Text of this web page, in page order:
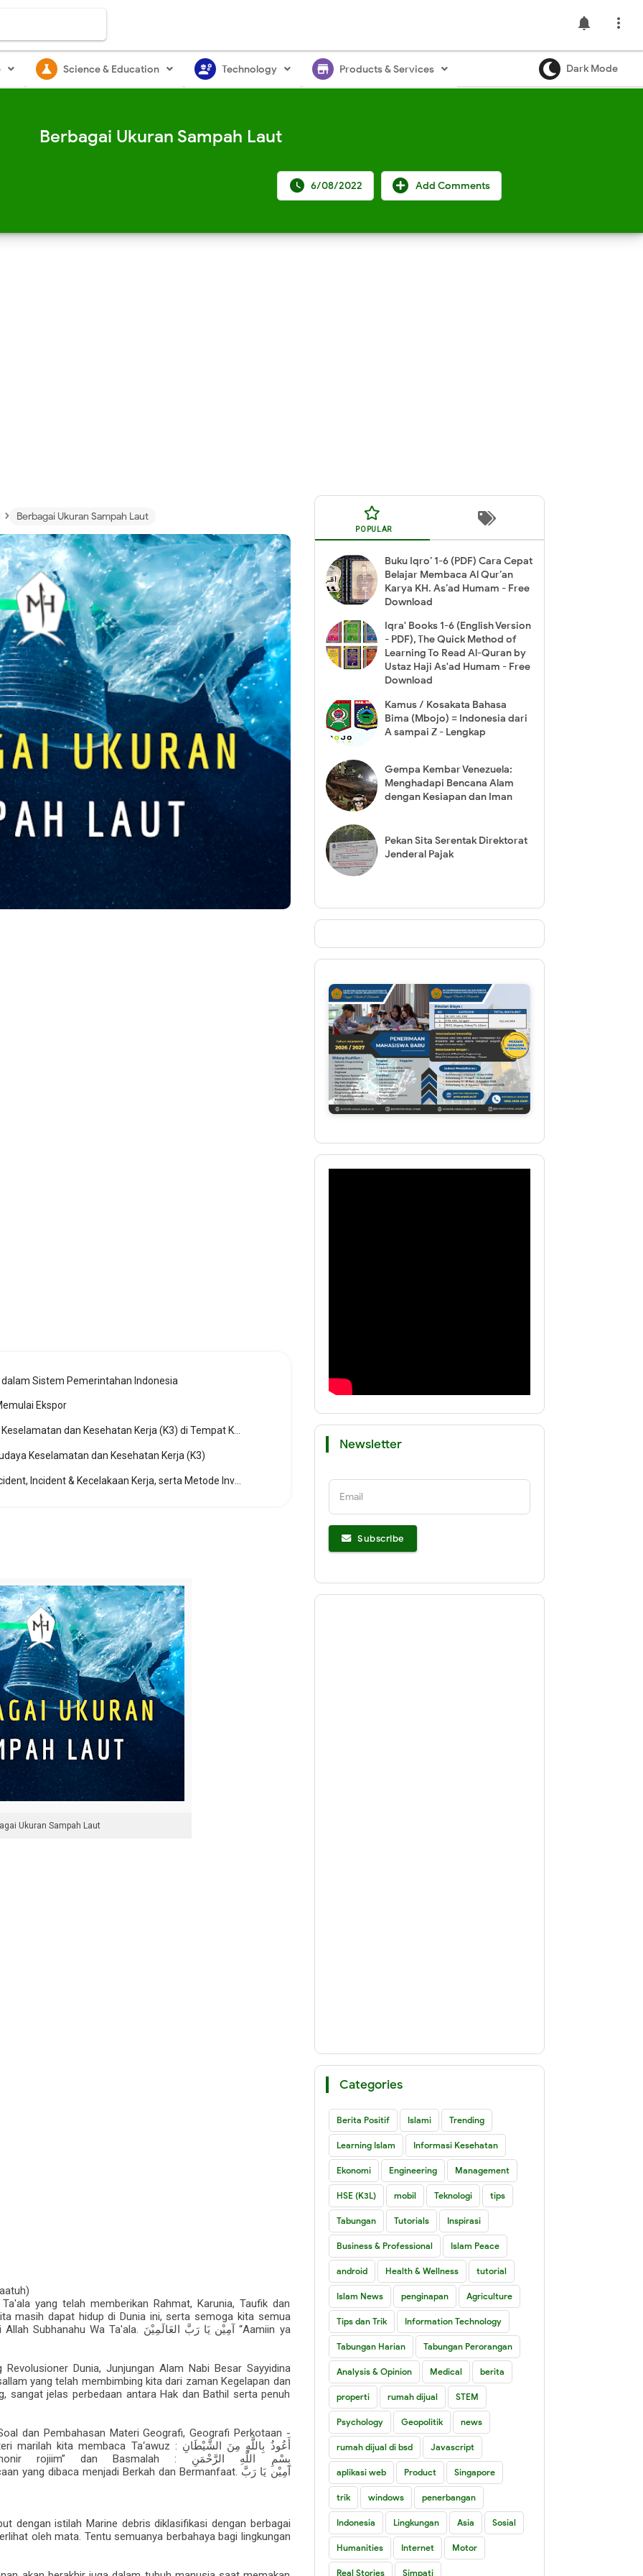

notifications
science Science & Education engineering Technology store Products & Services Dark Mode
Berbagai Ukuran Sampah Laut
Add Comments
 6/08/2022
› Berbagai Ukuran Sampah Laut
Sistem Pemerintahan Indonesia
Ekspor
Metode-metode Mengukur Budaya Keselamatan dan Kesehatan Kerja (K3) di Tempat Kerja
Keselamatan dan Kesehatan Kerja (K3)
Penjelasan Lengkap Perbedaan Accident, Incident & Kecelakaan Kerja, serta Metode Investigasi Kecelakaan Kerja
Ukuran Sampah Laut
yang telah memberikan Rahmat, Karunia, Taufik dan
masih dapat hidup di Dunia ini, serta semoga kita semua
Subhanahu Wa Ta'ala. آمِيْن يَا رَبَّ العَالَمِيْنَ “Aamiin ya
Dunia, Junjungan Alam Nabi Besar Sayyidina
yang telah membimbing kita dari zaman Kegelapan dan
sangat jelas perbedaan antara Hak dan Bathil serta penuh
dan Pembahasan Materi Geografi, Geografi Perkotaan -
marilah kita membaca Ta‘awuz : أَعُوذُ بِاللَّهِ مِنَ الشَّيْطَانِ
rojiim” dan Basmalah : بِسْمِ اللَّهِ الرَّحْمَنِ
yang dibaca menjadi Berkah dan Bermanfaat. آمِيْن يَا رَبَّ
dengan istilah Marine debris diklasifikasi dengan berbagai
oleh mata. Tentu semuanya berbahaya bagi lingkungan
POPULAR
Buku Iqro’ 1-6 (PDF) Cara Cepat
Belajar Membaca Al Qur’an
Karya KH. As’ad Humam - Free
Download
Iqra' Books 1-6 (English Version
- PDF), The Quick Method of
Learning To Read Al-Quran by
Ustaz Haji As'ad Humam - Free
Download
Kamus / Kosakata Bahasa
Bima (Mbojo) = Indonesia dari
A sampai Z - Lengkap
Gempa Kembar Venezuela:
Menghadapi Bencana Alam
dengan Kesiapan dan Iman
Pekan Sita Serentak Direktorat
Jenderal Pajak
Newsletter
Email
Subscribe
Categories
Berita Positif Islami Trending
Learning Islam Informasi Kesehatan
Ekonomi Engineering Management
HSE (K3L) mobil Teknologi tips
Tabungan Tutorials Inspirasi
Business & Professional Islam Peace
android Health & Wellness tutorial
Islam News penginapan Agriculture
Tips dan Trik Information Technology
Tabungan Harian Tabungan Perorangan
Analysis & Opinion Medical berita
properti rumah dijual STEM
Psychology Geopolitik news
rumah dijual di bsd Javascript
aplikasi web Product Singapore
trik windows penerbangan
Indonesia Lingkungan Asia Sosial
Humanities Internet Motor
Real Stories Simpati